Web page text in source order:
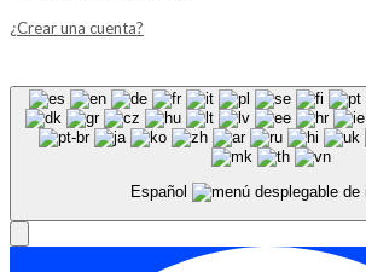
¿Crear una cuenta?
Español